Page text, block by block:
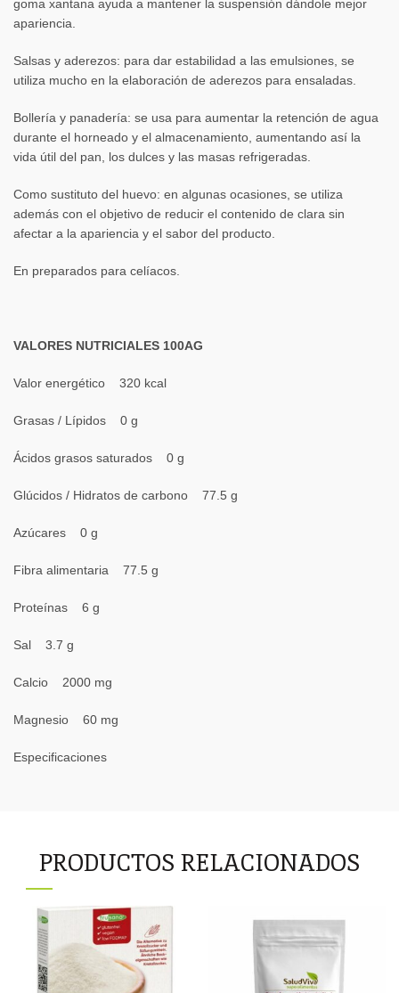
goma xantana ayuda a mantener la suspensión dándole mejor
apariencia.
Salsas y aderezos: para dar estabilidad a las emulsiones, se
utiliza mucho en la elaboración de aderezos para ensaladas.
Bollería y panadería: se usa para aumentar la retención de agua
durante el horneado y el almacenamiento, aumentando así la
vida útil del pan, los dulces y las masas refrigeradas.
Como sustituto del huevo: en algunas ocasiones, se utiliza
además con el objetivo de reducir el contenido de clara sin
afectar a la apariencia y el sabor del producto.
En preparados para celíacos.
VALORES NUTRICIALES 100AG
Valor energético 320 kcal
Grasas / Lípidos 0 g
Ácidos grasos saturados 0 g
Glúcidos / Hidratos de carbono 77.5 g
Azúcares 0 g
Fibra alimentaria 77.5 g
Proteínas 6 g
Sal 3.7 g
Calcio 2000 mg
Magnesio 60 mg
Especificaciones
PRODUCTOS RELACIONADOS